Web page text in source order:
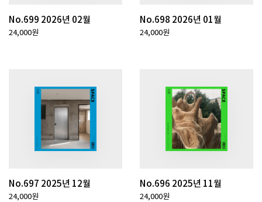
No.699 2026년 02월
24,000원
No.698 2026년 01월
24,000원
No.697 2025년 12월
24,000원
No.696 2025년 11월
24,000원